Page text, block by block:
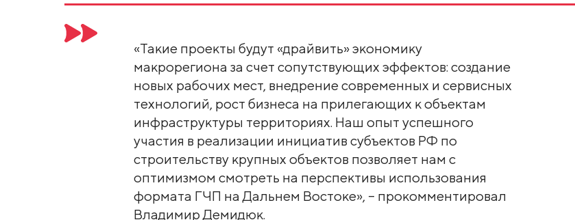
«Такие проекты будут «драйвить» экономику
макрорегиона за счет сопутствующих эффектов: создание
новых рабочих мест, внедрение современных и сервисных
технологий, рост бизнеса на прилегающих к объектам
инфраструктуры территориях. Наш опыт успешного
участия в реализации инициатив субъектов РФ по
строительству крупных объектов позволяет нам с
оптимизмом смотреть на перспективы использования
формата ГЧП на Дальнем Востоке», – прокомментировал
Владимир Демидюк.